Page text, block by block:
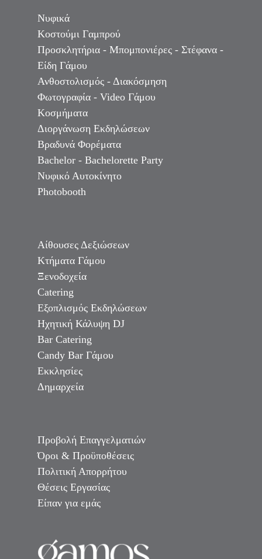
Νυφικά
Κοστούμι Γαμπρού
Προσκλητήρια - Μπομπονιέρες - Στέφανα -
Είδη Γάμου
Ανθοστολισμός - Διακόσμηση
Φωτογραφία - Video Γάμου
Κοσμήματα
Διοργάνωση Εκδηλώσεων
Βραδυνά Φορέματα
Bachelor - Bachelorette Party
Νυφικό Αυτοκίνητο
Photobooth
Αίθουσες Δεξιώσεων
Κτήματα Γάμου
Ξενοδοχεία
Catering
Εξοπλισμός Εκδηλώσεων
Ηχητική Κάλυψη DJ
Bar Catering
Candy Bar Γάμου
Εκκλησίες
Δημαρχεία
Προβολή Επαγγελματιών
Όροι & Προϋποθέσεις
Πολιτική Απορρήτου
Θέσεις Εργασίας
Είπαν για εμάς